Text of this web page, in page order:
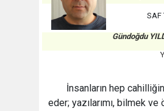
SAF
Gündoğdu
İnsanların hep
eder; yazılarımı, bilmek ve